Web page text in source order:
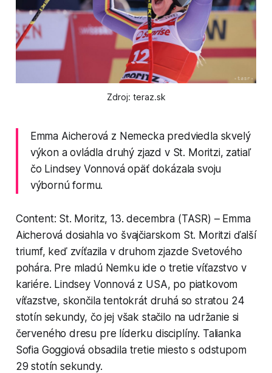
Zdroj: teraz.sk
Emma Aicherová z Nemecka predviedla skvelý
výkon a ovládla druhý zjazd v St. Moritzi, zatiaľ
čo Lindsey Vonnová opäť dokázala svoju
výbornú formu.
Content: St. Moritz, 13. decembra (TASR) – Emma
Aicherová dosiahla vo švajčiarskom St. Moritzi ďalší
triumf, keď zvíťazila v druhom zjazde Svetového
pohára. Pre mladú Nemku ide o tretie víťazstvo v
kariére. Lindsey Vonnová z USA, po piatkovom
víťazstve, skončila tentokrát druhá so stratou 24
stotín sekundy, čo jej však stačilo na udržanie si
červeného dresu pre líderku disciplíny. Talianka
Sofia Goggiová obsadila tretie miesto s odstupom
29 stotín sekundy.